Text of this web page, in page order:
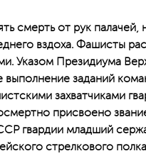
смерть от рук палачей,
вздоха. Фашисты
Указом Президиума
выполнение заданий
захватчиками
присвоено
гвардии младший
стрелкового